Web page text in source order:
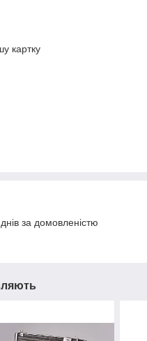
картку
за домовленістю